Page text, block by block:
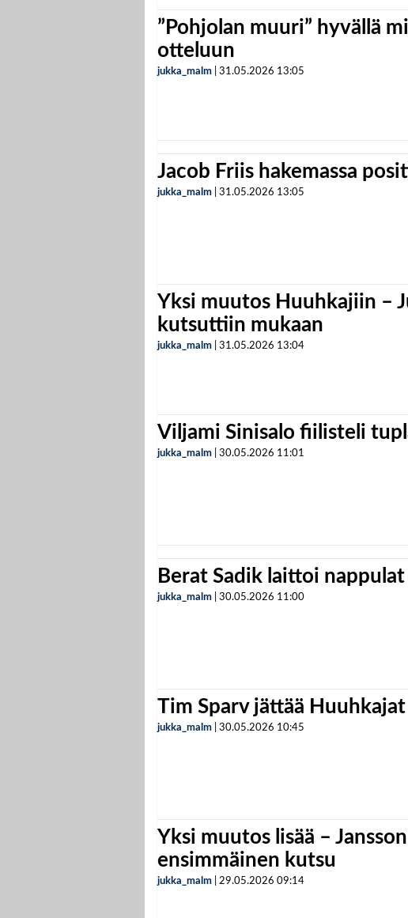
”Pohjolan muuri” hyvällä
otteluun
jukka_malm 31.05.2026 13:05
Jacob Friis hakemassa
jukka_malm 31.05.2026 13:05
Yksi muutos Huuhkajiin –
kutsuttiin mukaan
jukka_malm 31.05.2026 13:04
Viljami Sinisalo fiilisteli
jukka_malm 30.05.2026 11:01
Berat Sadik laittoi nappulat
jukka_malm 30.05.2026 11:00
Tim Sparv jättää Huuhkajat
jukka_malm 30.05.2026 10:45
Yksi muutos lisää –
ensimmäinen kutsu
jukka_malm 29.05.2026 09:14